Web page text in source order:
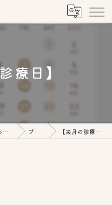
療日】
京都の歯科なら医療法人くわばら歯科医院 ブログ 【来月の診療日】